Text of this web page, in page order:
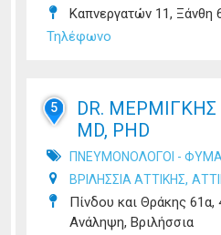
Καπνεργατών 11, Ξάνθη
Τηλέφωνο
5
DR.
MD, PHD
ΠΝΕΥΜΟΝΟΛΟΓΟΙ -
ΒΡΙΛΗΣΣΙΑ ΑΤΤΙΚΗΣ,
Πίνδου και Θράκης
Ανάληψη, Βριλήσσια